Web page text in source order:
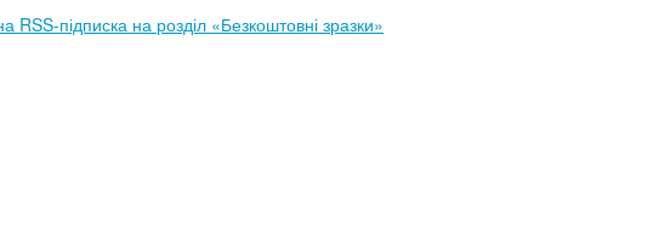
RSS-підписка на розділ «Безкоштовні зразки»